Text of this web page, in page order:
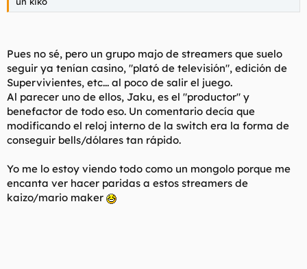
Pues no sé, pero un grupo majo de streamers que suelo
seguir ya tenían casino, "plató de televisión", edición de
Supervivientes, etc... al poco de salir el juego.
Al parecer uno de ellos, Jaku, es el "productor" y
benefactor de todo eso. Un comentario decía que
modificando el reloj interno de la switch era la forma de
conseguir bells/dólares tan rápido.
Yo me lo estoy viendo todo como un mongolo porque me
encanta ver hacer paridas a estos streamers de
kaizo/mario maker